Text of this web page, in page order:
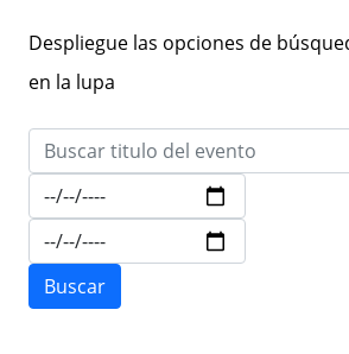
Despliegue las opciones de
en la lupa